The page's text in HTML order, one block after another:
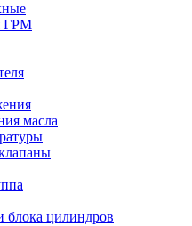
ГРМ
масла
блока цилиндров